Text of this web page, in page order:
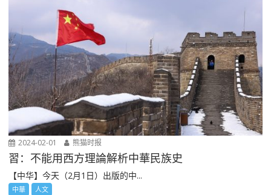
2024-02-01 熊猫时报
習：不能用西方理論解析中華民族史
【中华】今天（2月1日）出版的中...
中華 人文